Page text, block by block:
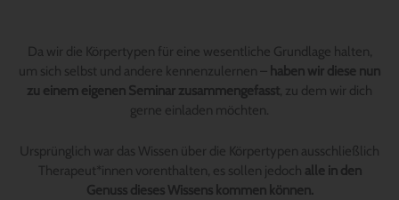
Da wir die Körpertypen für eine wesentliche Grundlage halten,
um sich selbst und andere kennenzulernen – haben wir diese nun
zu einem eigenen Seminar zusammengefasst, zu dem wir dich
gerne einladen möchten.
Ursprünglich war das Wissen über die Körpertypen ausschließlich
Therapeut*innen vorenthalten, es sollen jedoch alle in den
Genuss dieses Wissens kommen können.